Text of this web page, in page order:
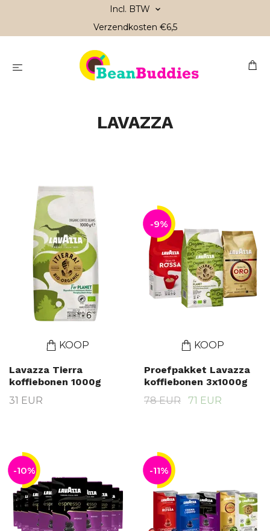
Incl. BTW
Verzendkosten €6,5
LAVAZZA
KOOP
Lavazza Tierra
koffiebonen 1000g
31 EUR
-9%
KOOP
Proefpakket Lavazza
koffiebonen 3x1000g
78 EUR
71 EUR
-10% -11%